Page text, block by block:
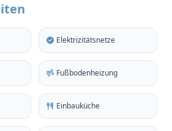
Decken das Gefühl von
Haus verstärken. Das helle
eine maßgeschneiderte
offenes Wohnzimmer mit
doppelt verglaste
L-förmige Terrasse führt. Der
Elektrizitätsnetze
Fußbodenheizung
Einbauküche